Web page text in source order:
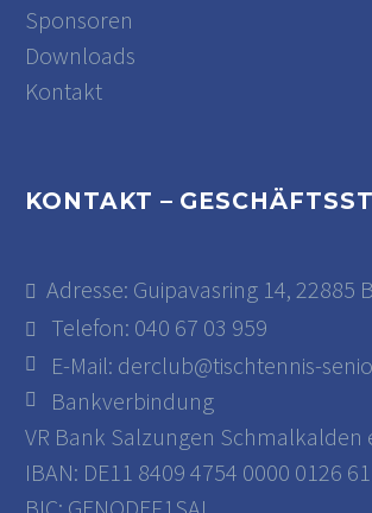
Sponsoren
Downloads
Kontakt
KONTAKT –
Adresse: Guipavasring 14, 22885
Telefon: 040 67 03 959
E-Mail: derclub@tischtennis-
Bankverbindung
VR Bank Salzungen Schmalkalden
IBAN: DE11 8409 4754 0000 0126 61